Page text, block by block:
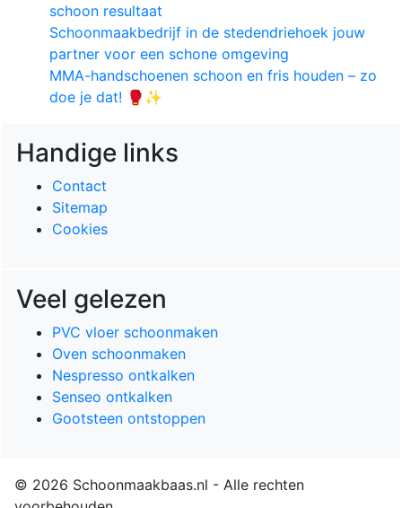
schoon resultaat
Schoonmaakbedrijf in de stedendriehoek jouw
partner voor een schone omgeving
MMA-handschoenen schoon en fris houden – zo
doe je dat! 🥊✨
Handige links
Contact
Sitemap
Cookies
Veel gelezen
PVC vloer schoonmaken
Oven schoonmaken
Nespresso ontkalken
Senseo ontkalken
Gootsteen ontstoppen
© 2026 Schoonmaakbaas.nl - Alle rechten